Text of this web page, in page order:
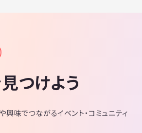
つけよう
興味でつながるイベント・コミュニティ